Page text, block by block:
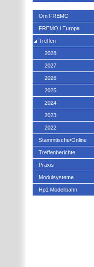
Om FREMO
FREMO i Europa
Treffen
2028
2027
2026
2025
2024
2023
2022
Stammtische/Online
Treffenberichte
Praxis
Modulsysteme
Hp1 Modellbahn